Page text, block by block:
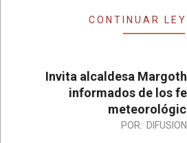
CONTINUAR
Invita alcaldesa
informados de los
POR: DIFUSION